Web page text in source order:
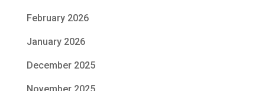
February 2026
January 2026
December 2025
November 2025